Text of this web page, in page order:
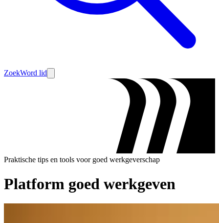
ZoekWord lid
Praktische tips en tools voor goed werkgeverschap
Platform goed werkgeven